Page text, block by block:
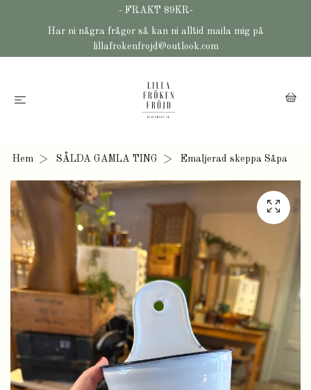
- FRAKT 89KR-
Har ni några frågor så kan ni alltid maila mig på
lillafrokenfrojd@outlook.com
Hem SÅLDA GAMLA TING Emaljerad skeppa Såpa